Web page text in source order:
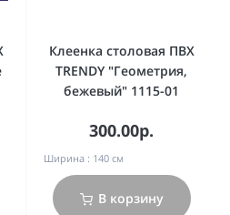
Клеенка столовая ПВХ
TRENDY "Геометрия,
бежевый" 1115-01
300.00р.
Ширина : 140 см
В корзину